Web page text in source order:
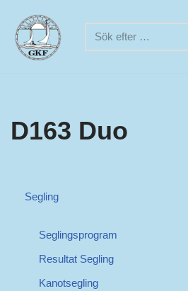
Hoppa
till
D163 Duo
Segling
Seglingsprogram
Resultat Segling
Kanotsegling